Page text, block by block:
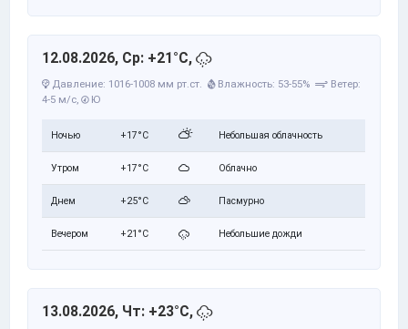
12.08.2026, Ср: +21°C,
Давление: 1016-1008 мм рт.ст. Влажность: 53-55%
Ветер:
4-5 м/с, Ю
Ночью +17°C Небольшая облачность
Утром +17°C Облачно
Днем +25°C Пасмурно
Вечером +21°C Небольшие дожди
13.08.2026, Чт: +23°C,